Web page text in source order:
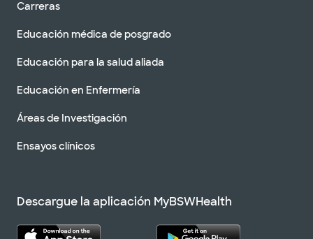
Carreras
Educación médica de posgrado
Educación para la salud aliada
Educación en Enfermería
Áreas de Investigación
Ensayos clínicos
Descargue la aplicación MyBSWHealth